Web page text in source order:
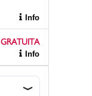
Info
GRATUITA
Info